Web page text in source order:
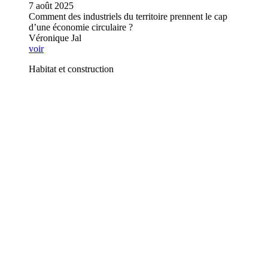
7 août 2025
Comment des industriels du territoire prennent le cap
d’une économie circulaire ?
Véronique Jal
voir
Habitat et construction